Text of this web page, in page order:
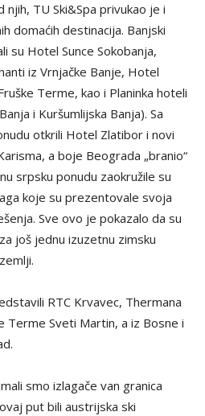
TU Ski&Spa privukao je i
domaćih destinacija. Banjski
su Hotel Sunce Sokobanja,
iz Vrnjačke Banje, Hotel
Terme, kao i Planinka hoteli
i Kuršumlijska Banja). Sa
otkrili Hotel Zlatibor i novi
a boje Beograda „branio“
srpsku ponudu zaokružile su
koje su prezentovale svoja
Sve ovo je pokazalo da su
još jednu izuzetnu zimsku
RTC Krvavec, Thermana
Terme Sveti Martin, a iz Bosne i
smo izlagače van granica
put bili austrijska ski